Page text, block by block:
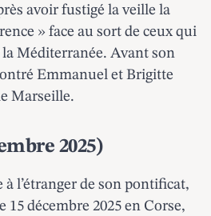
avoir fustigé la veille la
» face au sort de ceux qui
Méditerranée. Avant son
Emmanuel et Brigitte
Marseille.
2025)
l’étranger de son pontificat,
15 décembre 2025 en Corse,